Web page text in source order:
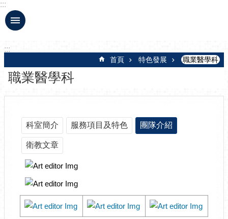
跳到主要內容區塊
:::
:::
首頁 特色發展 職業醫學科
職業醫學科
科室簡介 服務項目及特色 團隊介紹
衛教文章